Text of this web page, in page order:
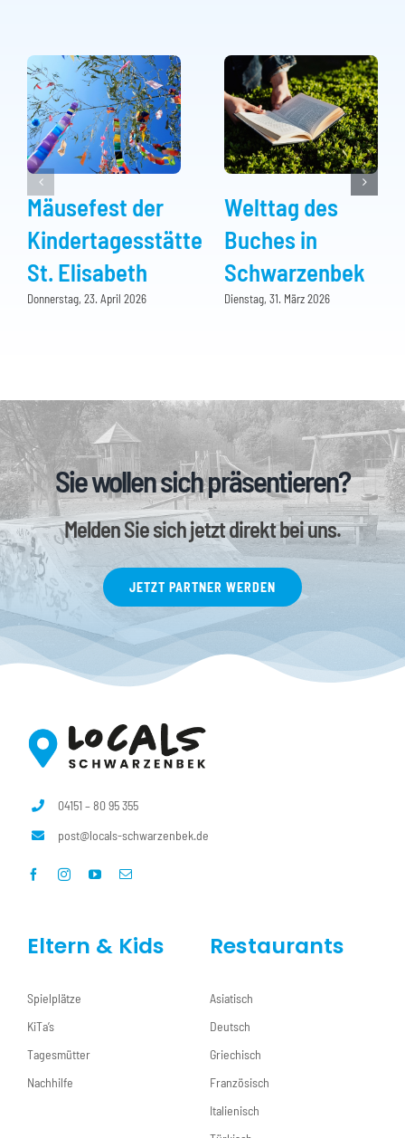
Mäusefest der
Kindertagesstätte
St. Elisabeth
Donnerstag, 23. April 2026
Welttag des
Buches in
Schwarzenbek
Dienstag, 31. März 2026
Sie wollen sich präsentieren?
Melden Sie sich jetzt direkt bei uns.
JETZT PARTNER WERDEN
04151 – 80 95 355
post@locals-schwarzenbek.de
Eltern & Kids
Spielplätze
KiTa’s
Tagesmütter
Nachhilfe
Restaurants
Asiatisch
Deutsch
Griechisch
Französisch
Italienisch